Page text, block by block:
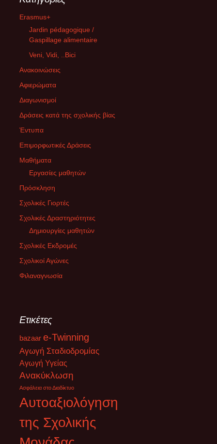
Erasmus+
Jardin pédagogique /
Gaspillage alimentaire
Veni, Vidi, ..Bici
Ανακοινώσεις
Αφιερώματα
Διαγωνισμοί
Δράσεις κατά της σχολικής βίας
Έντυπα
Επιμορφωτικές Δράσεις
Μαθήματα
Εργασίες μαθητών
Πρόσκληση
Σχολικές Γιορτές
Σχολικές Δραστηριότητες
Δημιουργίες μαθητών
Σχολικές Εκδρομές
Σχολικοί Αγώνες
Φιλαναγνωσία
Ετικέτες
bazaar e-Twinning
Αγωγή Σταδιοδρομίας
Αγωγή Υγείας
Ανακύκλωση
Ασφάλεια στο Διαδίκτυο
Αυτοαξιολόγηση
της Σχολικής